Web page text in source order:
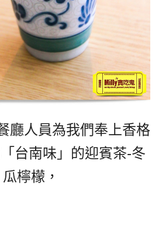
廳人員為我們奉上香格
台南味」的迎賓茶-冬
瓜檸檬，